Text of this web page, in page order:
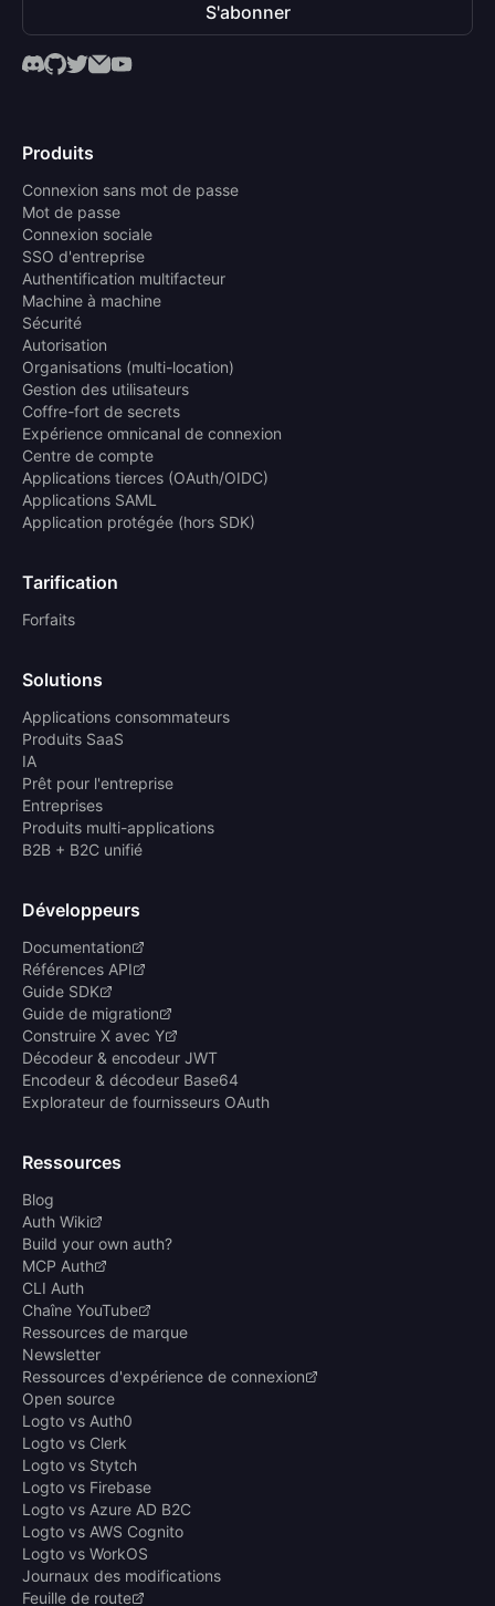
S'abonner
Produits
Connexion sans mot de passe
Mot de passe
Connexion sociale
SSO d'entreprise
Authentification multifacteur
Machine à machine
Sécurité
Autorisation
Organisations (multi-location)
Gestion des utilisateurs
Coffre-fort de secrets
Expérience omnicanal de connexion
Centre de compte
Applications tierces (OAuth/OIDC)
Applications SAML
Application protégée (hors SDK)
Tarification
Forfaits
Solutions
Applications consommateurs
Produits SaaS
IA
Prêt pour l'entreprise
Entreprises
Produits multi-applications
B2B + B2C unifié
Développeurs
Documentation
Références API
Guide SDK
Guide de migration
Construire X avec Y
Décodeur & encodeur JWT
Encodeur & décodeur Base64
Explorateur de fournisseurs OAuth
Ressources
Blog
Auth Wiki
Build your own auth?
MCP Auth
CLI Auth
Chaîne YouTube
Ressources de marque
Newsletter
Ressources d'expérience de connexion
Open source
Logto vs Auth0
Logto vs Clerk
Logto vs Stytch
Logto vs Firebase
Logto vs Azure AD B2C
Logto vs AWS Cognito
Logto vs WorkOS
Journaux des modifications
Feuille de route